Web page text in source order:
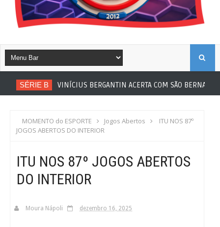
SÉRIE B VINÍCIUS BERGANTIN ACERTA COM SÃO BERNARDO
MOMENTO do ESPORTE Jogos Abertos
ITU NOS 87º
JOGOS ABERTOS DO INTERIOR
ITU NOS 87º JOGOS ABERTOS
DO INTERIOR
Moura Nápoli dezembro 16, 2025